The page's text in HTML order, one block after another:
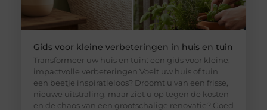
Gids voor kleine verbeteringen in huis en tuin
Transformeer uw huis en tuin: een gids voor kleine,
impactvolle verbeteringen Voelt uw huis of tuin
een beetje inspiratieloos? Droomt u van een frisse,
nieuwe uitstraling, maar ziet u op tegen de kosten
en de chaos van een grootschalige renovatie? Goed